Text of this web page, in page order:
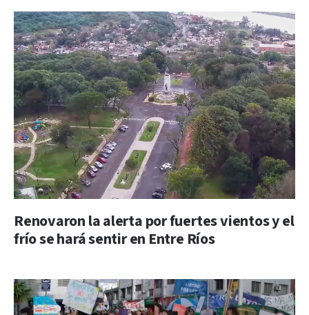
Renovaron la alerta por fuertes vientos y el
frío se hará sentir en Entre Ríos